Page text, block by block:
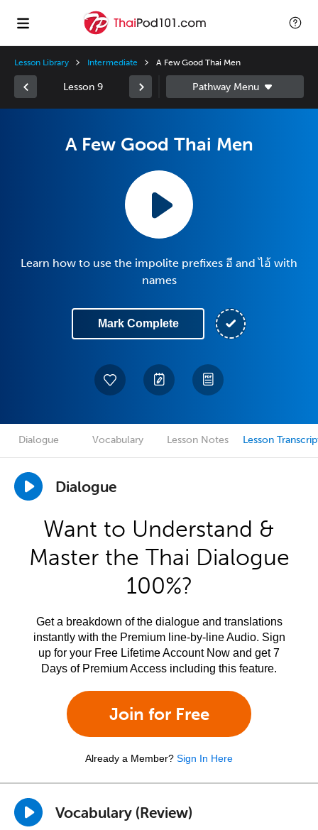
Lesson Library Intermediate A Few Good Thai Men
Lesson 9
A Few Good Thai Men
Learn how to use the impolite prefixes อี and ไอ้ with
names
Mark Complete
Dialogue Vocabulary Lesson Notes Lesson
Dialogue
Want to Understand &
Master the Thai Dialogue
100%?
Get a breakdown of the dialogue and translations
instantly with the Premium line-by-line Audio. Sign
up for your Free Lifetime Account Now and get 7
Days of Premium Access including this feature.
Join for Free
Already a Member? Sign In Here
Vocabulary (Review)